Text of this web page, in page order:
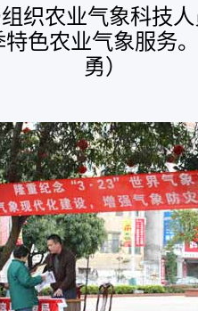
织农业气象科技
色农业气象服务
勇）